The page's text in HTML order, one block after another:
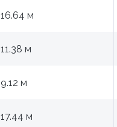
16.64 м
11.38 м
9.12 м
17.44 м